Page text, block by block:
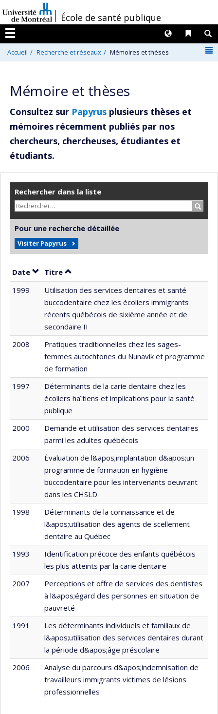
au
contenu
/École de santé publique
Menu
Liens
Langues
Accueil Recherche et réseaux Mémoires et thèses
Mémoire et thèses
Consultez sur Papyrus plusieurs thèses et
mémoires récemment publiés par nos
chercheurs, chercheuses, étudiantes et
étudiants.
Rechercher dans la liste
Pour une recherche détaillée
Visiter Papyrus
Date Trier par date en ordre croissant
Titre Trier par titre en ordre croissant
1999
Utilisation des services dentaires et santé
buccodentaire chez les écoliers immigrants
récents québécois de sixième année et de
secondaire II
2008
Pratiques traditionnelles chez les sages-
femmes autochtones du Nunavik et programme
de formation
1997
Déterminants de la carie dentaire chez les
écoliers haïtiens et implications pour la santé
publique
2000
Demande et utilisation des services dentaires
parmi les adultes québécois
2006
Évaluation de l&apos;implantation d&apos;un
programme de formation en hygiène
buccodentaire pour les intervenants oeuvrant
dans les CHSLD
1998
Déterminants de la connaissance et de
l&apos;utilisation des agents de scellement
dentaire au Québec
1993
Identification précoce des enfants québécois
les plus atteints par la carie dentaire
2007
Perceptions et offre de services des dentistes
à l&apos;égard des personnes en situation de
pauvreté
1991
Les déterminants individuels et familiaux de
l&apos;utilisation des services dentaires durant
la période d&apos;âge préscolaire
2006
Analyse du parcours d&apos;indemnisation de
travailleurs immigrants victimes de lésions
professionnelles